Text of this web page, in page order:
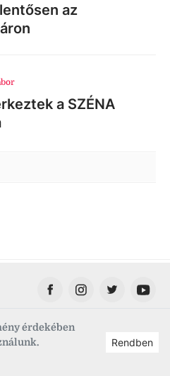
érdekében
Rendben
az
a SZÉNA